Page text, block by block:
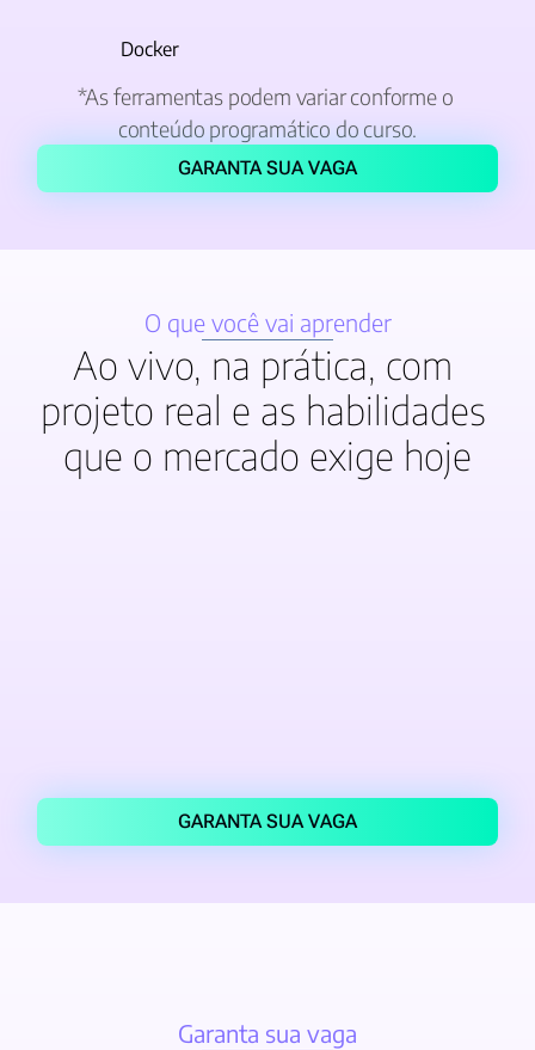
Docker
*As ferramentas podem variar conforme o
conteúdo programático do curso.
GARANTA SUA VAGA
O que você vai aprender
Ao vivo, na prática, com
projeto real e as habilidades
que o mercado exige hoje
GARANTA SUA VAGA
Garanta sua vaga